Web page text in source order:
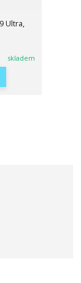
Ultra,
skladem